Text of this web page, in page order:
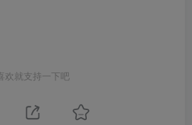
欢就支持一下吧